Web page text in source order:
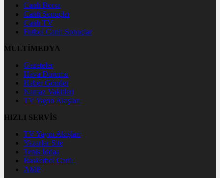
Canlı Borsa
Canlı Sonuçlar
Canlı TV
Futbol Canlı Sonuçlar
MULTİMEDYA
Gazeteler
Hava Durumu
Haber Gönder
Namaz Vakitleri
TV Yayın Akışları
HIZLI SERVİS
TV Yayın Akışları
Yazarlar Site
Tenis İddaa
Basketbol Canlı
AMP